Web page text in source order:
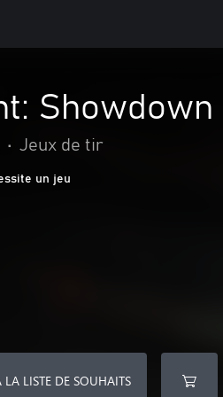
• Jeux de tir
un jeu
LA LISTE DE SOUHAITS